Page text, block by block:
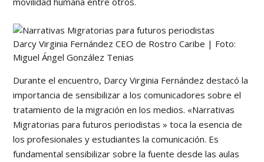
Darcy Virginia Fernández CEO de Rostro Caribe | Foto:
Miguel Ángel González Tenias
Durante el encuentro, Darcy Virginia Fernández destacó la
importancia de sensibilizar a los comunicadores sobre el
tratamiento de la migración en los medios. «Narrativas
Migratorias para futuros periodistas » toca la esencia de
los profesionales y estudiantes la comunicación. Es
fundamental sensibilizar sobre la fuente desde las aulas